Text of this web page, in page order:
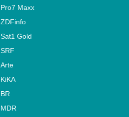
Pro7 Maxx
ZDFinfo
Sat1 Gold
SRF
Arte
KiKA
BR
MDR